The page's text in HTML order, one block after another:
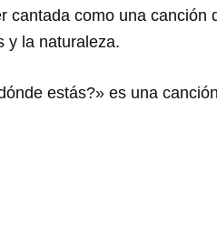
cantada como una
y la naturaleza.
estás?» es una